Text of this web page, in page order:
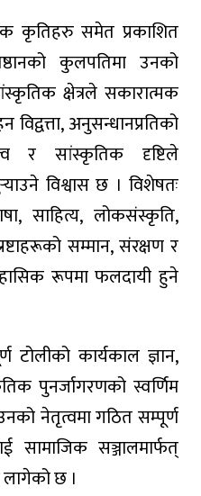
कृतिहरु समेत प्रकाशित
कुलपतिमा उनको
क्षेत्रले सकारात्मक
अनुसन्धानप्रतिको
र सांस्कृतिक दृष्टिले
विश्वास छ । विशेषतः
साहित्य, लोकसंस्कृति,
सम्मान, संरक्षण र
रूपमा फलदायी हुने
टोलीको कार्यकाल ज्ञान,
पुनर्जागरणको स्वर्णिम
नेतृत्वमा गठित सम्पूर्ण
सामाजिक सञ्जालमार्फत्
छ ।